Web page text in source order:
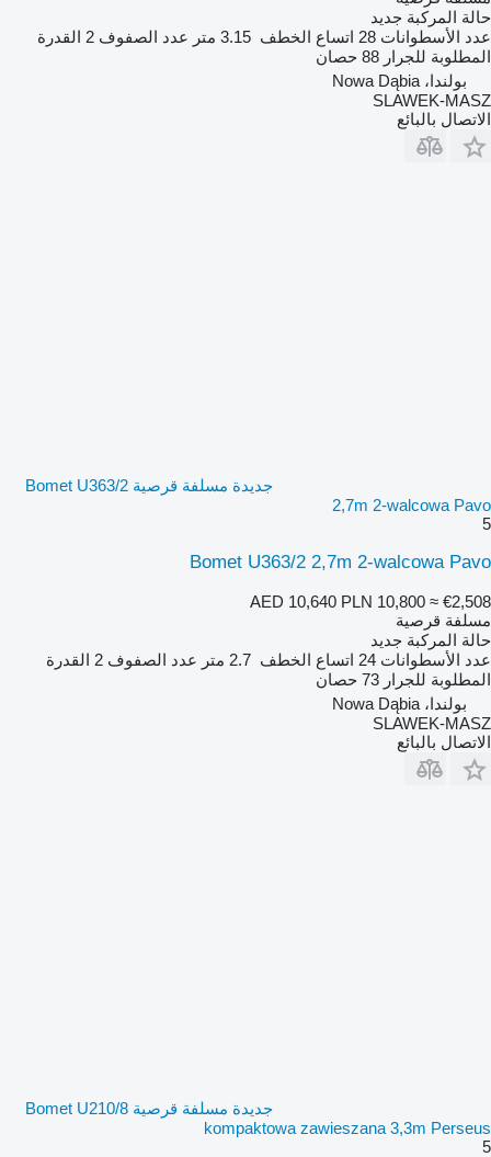
حالة المركبة جديد
عدد الأسطوانات 28 اتساع الخطف 3.15 متر عدد الصفوف 2 القدرة
المطلوبة للجرار 88 حصان
بولندا، Nowa Dąbia
SLAWEK-MASZ
الاتصال بالبائع
جديدة مسلفة قرصية Bomet U363/2
2,7m 2-walcowa Pavo
5
Bomet U363/2 2,7m 2-walcowa Pavo
AED 10,640 PLN 10,800 ≈ €2,508
مسلفة قرصية
حالة المركبة جديد
عدد الأسطوانات 24 اتساع الخطف 2.7 متر عدد الصفوف 2 القدرة
المطلوبة للجرار 73 حصان
بولندا، Nowa Dąbia
SLAWEK-MASZ
الاتصال بالبائع
جديدة مسلفة قرصية Bomet U210/8
kompaktowa zawieszana 3,3m Perseus
5